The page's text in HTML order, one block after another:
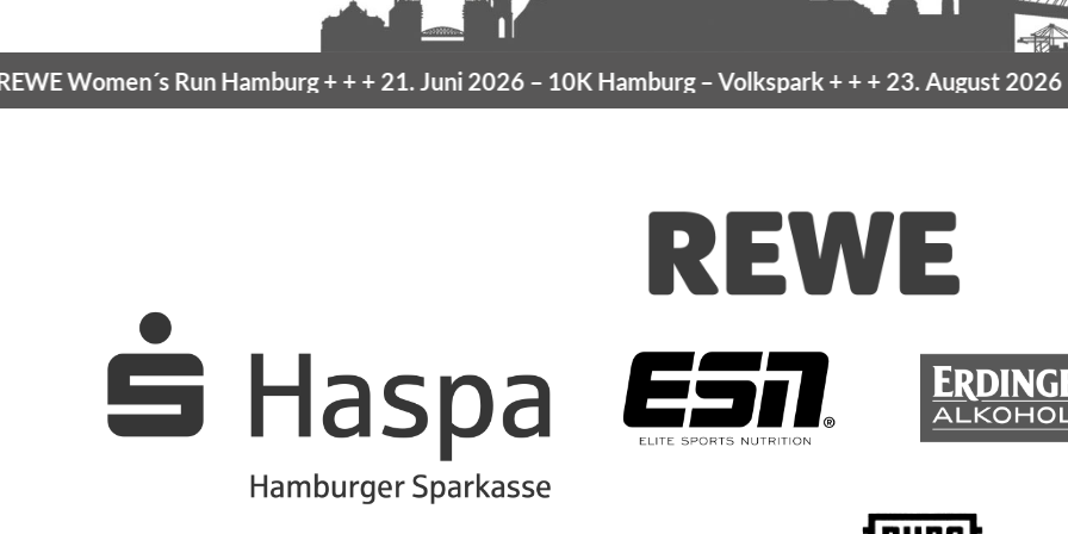
Run Hamburg+ + +21. Juni 2026 –10K Hamburg– Volkspark+ + +23. August 2026 –10K